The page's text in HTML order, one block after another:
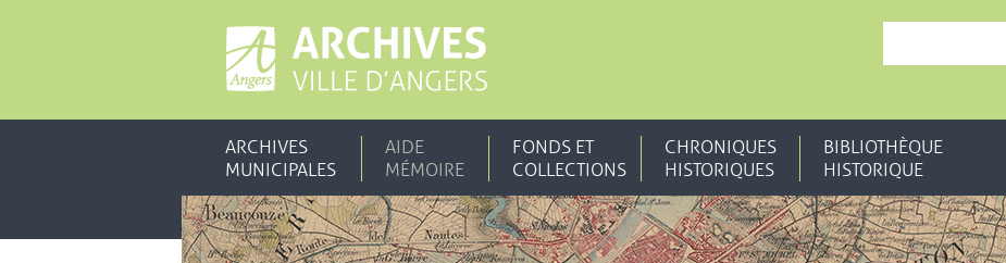
ARCHIVES
MUNICIPALES
AIDE
MÉMOIRE
FONDS ET
COLLECTIONS
CHRONIQUES
HISTORIQUES
BIBLIOTHÈQUE
HISTORIQUE